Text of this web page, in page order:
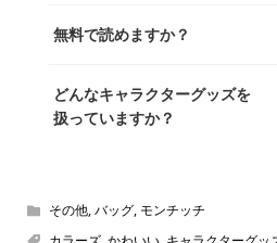
いをお届けすることは保証します
め、正確な情報をお伝えできないか
無料で読めますか？
どんなキャラクターグッズを
扱っていますか？
ん！200種以上のトレンディなキャ
をご紹介しています。生まれたば
その他,バッグ, モンチッチ